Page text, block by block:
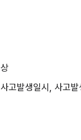
고발생일시, 사고발